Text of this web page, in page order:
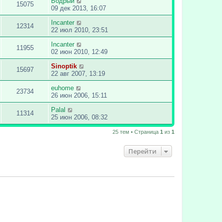
15075
09 дек 2013, 16:07
12314
Incanter
22 июл 2010, 23:51
11955
Incanter
02 июн 2010, 12:49
15697
Sinoptik
22 авг 2007, 13:19
23734
euhome
26 июн 2006, 15:11
11314
Palal
25 июн 2006, 08:32
25 тем • Страница 1 из 1
Перейти